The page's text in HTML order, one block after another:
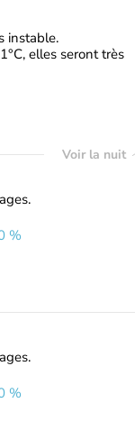
instable.
elles seront très
Voir la nuit
%
%